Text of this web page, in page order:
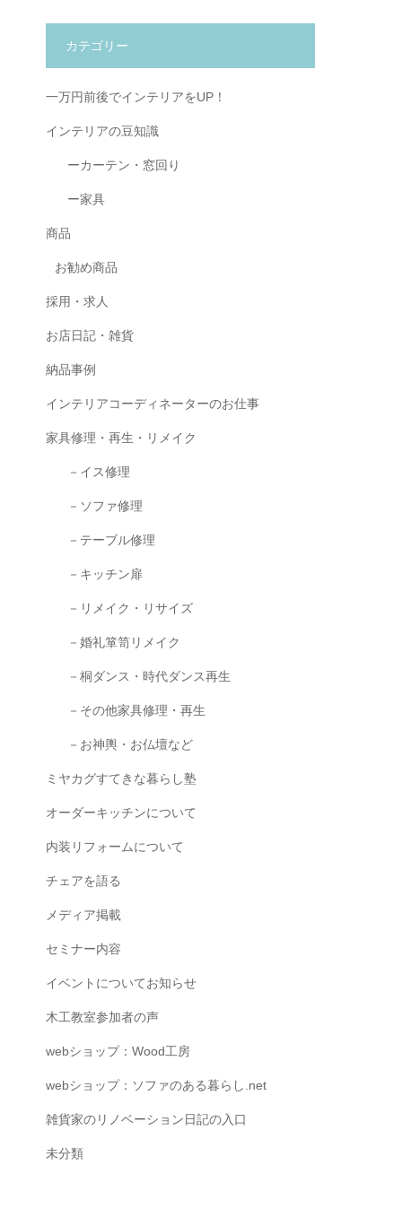
カテゴリー
一万円前後でインテリアをUP！
インテリアの豆知識
ーカーテン・窓回り
ー家具
商品
お勧め商品
採用・求人
お店日記・雑貨
納品事例
インテリアコーディネーターのお仕事
家具修理・再生・リメイク
－イス修理
－ソファ修理
－テーブル修理
－キッチン扉
－リメイク・リサイズ
－婚礼箪笥リメイク
－桐ダンス・時代ダンス再生
－その他家具修理・再生
－お神輿・お仏壇など
ミヤカグすてきな暮らし塾
オーダーキッチンについて
内装リフォームについて
チェアを語る
メディア掲載
セミナー内容
イベントについてお知らせ
木工教室参加者の声
webショップ：Wood工房
webショップ：ソファのある暮らし.net
雑貨家のリノベーション日記の入口
未分類